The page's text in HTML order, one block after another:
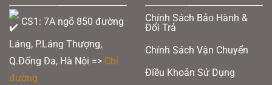
CS1: 7A ngõ 850 đường
Láng, P.Láng Thượng,
Q.Đống Đa, Hà Nội => Chỉ
đường
Chính Sách Bảo Hành &
Đổi Trả
Chính Sách Vận Chuyển
Điều Khoản Sử Dụng